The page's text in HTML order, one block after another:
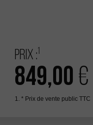
Prix :1
849,00 €
1. * Prix de vente public TTC